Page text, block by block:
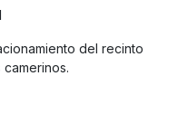
del recinto